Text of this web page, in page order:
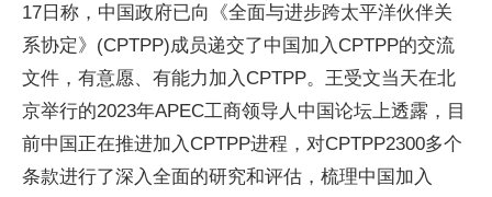
17日称，中国政府已向《全面与进步跨太平洋伙伴关
系协定》(CPTPP)成员递交了中国加入CPTPP的交流
文件，有意愿、有能力加入CPTPP。王受文当天在北
京举行的2023年APEC工商领导人中国论坛上透露，目
前中国正在推进加入CPTPP进程，对CPTPP2300多个
条款进行了深入全面的研究和评估，梳理中国加入